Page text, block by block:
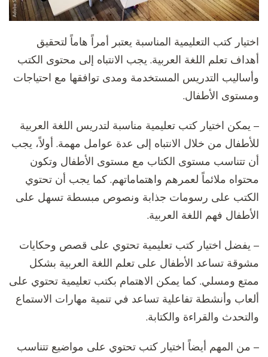
اختيار كتب التعليمية المناسبة يعتبر أمراً هاماً لتحقيق
أهداف تعلم اللغة العربية. يجب الانتباه إلى محتوى الكتب
وأساليب التدريس المستخدمة ومدى توافقها مع احتياجات
ومستوى الأطفال.
– يمكن اختيار كتب تعليمية مناسبة لتدريس اللغة العربية
للأطفال من خلال الانتباه إلى عدة عوامل مهمة. أولاً، يجب
أن تتناسب مستوى الكتاب مع مستوى الأطفال وتكون
محتواه ملائماً لعمرهم واهتماماتهم. كما يجب أن تحتوي
الكتب على رسومات جذابة ونصوص مبسطة تسهل على
الأطفال فهم اللغة العربية.
– يفضل اختيار كتب تعليمية تحتوي على قصص وحكايات
مشوقة تساعد الأطفال على تعلم اللغة العربية بشكل
ممتع ومسلي. كما يمكن الاهتمام بكتب تعليمية تحتوي على
ألعاب وأنشطة تفاعلية تساعد في تنمية مهارات الاستماع
والتحدث والقراءة والكتابة.
– من المهم أيضاً اختيار كتب تحتوي على مواضيع تتناسب